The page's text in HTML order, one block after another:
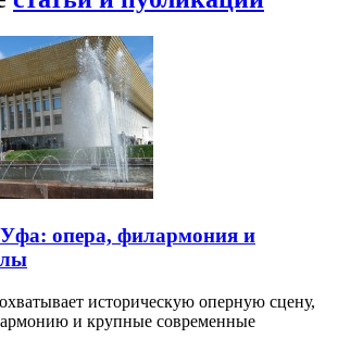
опера, филармония и
историческую оперную сцену,
и крупные современные